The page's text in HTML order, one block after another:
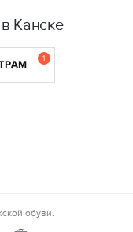
Канске
1
обуви.